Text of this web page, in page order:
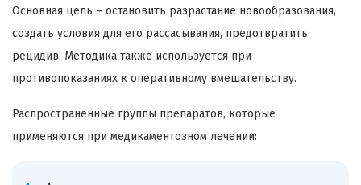
Основная цель – остановить разрастание новообразования,
создать условия для его рассасывания, предотвратить
рецидив. Методика также используется при
противопоказаниях к оперативному вмешательству.
Распространенные группы препаратов, которые
применяются при медикаментозном лечении: